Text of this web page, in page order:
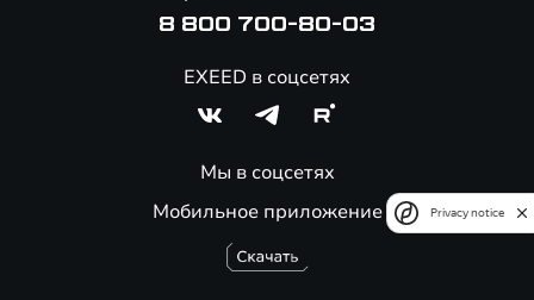
Мобильное приложение
8 800 700-80-03
EXEED в соцсетях
Мы в соцсетях
Privacy notice